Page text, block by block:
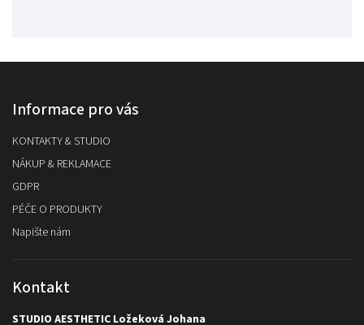
Informace pro vás
KONTAKTY & STUDIO
NÁKUP & REKLAMACE
GDPR
PÉČE O PRODUKTY
Napište nám
Kontakt
STUDIO AESTHETIC Ložeková Johana